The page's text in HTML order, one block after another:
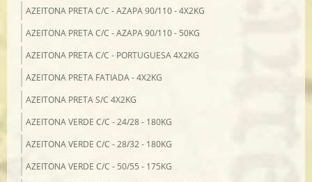
AZEITONA PRETA C/C - AZAPA 90/110 - 4X2KG
AZEITONA PRETA C/C - AZAPA 90/110 - 50KG
AZEITONA PRETA C/C - PORTUGUESA 4X2KG
AZEITONA PRETA FATIADA - 4X2KG
AZEITONA PRETA S/C 4X2KG
AZEITONA VERDE C/C - 24/28 - 180KG
AZEITONA VERDE C/C - 28/32 - 180KG
AZEITONA VERDE C/C - 50/55 - 175KG